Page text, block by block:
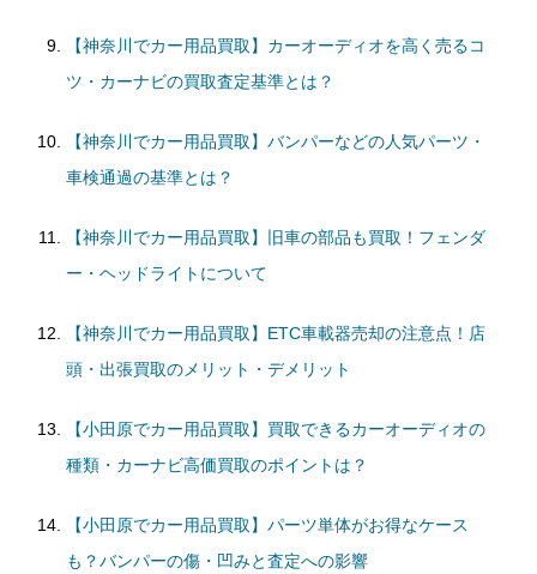
【神奈川でカー用品買取】カーオーディオを高く売るコ
ツ・カーナビの買取査定基準とは？
【神奈川でカー用品買取】バンパーなどの人気パーツ・
車検通過の基準とは？
【神奈川でカー用品買取】旧車の部品も買取！フェンダ
ー・ヘッドライトについて
【神奈川でカー用品買取】ETC車載器売却の注意点！店
頭・出張買取のメリット・デメリット
【小田原でカー用品買取】買取できるカーオーディオの
種類・カーナビ高価買取のポイントは？
【小田原でカー用品買取】パーツ単体がお得なケース
も？バンパーの傷・凹みと査定への影響